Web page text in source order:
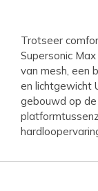
Trotseer
Supersonic
van mesh, een
en lichtgewicht
gebouwd op de